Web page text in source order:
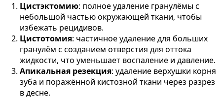
Цистэктомию: полное удаление гранулёмы с
небольшой частью окружающей ткани, чтобы
избежать рецидивов.
Цистотомия: частичное удаление для больших
гранулём с созданием отверстия для оттока
жидкости, что уменьшает воспаление и давление.
Апикальная резекция: удаление верхушки корня
зуба и поражённой кистозной ткани через разрез
в десне​.